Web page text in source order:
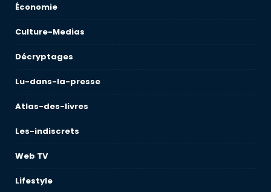
Économie
Culture-Medias
Décryptages
Lu-dans-la-presse
Atlas-des-livres
Les-indiscrets
Web TV
Lifestyle